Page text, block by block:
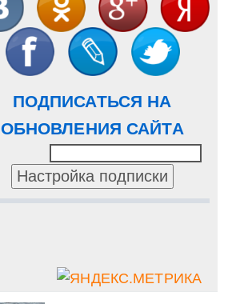
ПОДПИСАТЬСЯ НА
ОБНОВЛЕНИЯ САЙТА